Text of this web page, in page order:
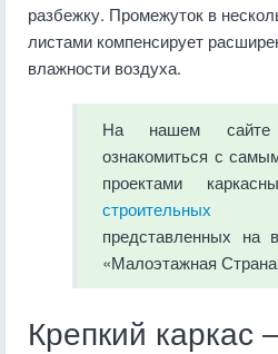
разбежку. Промежуток в
листами компенсирует
влажности воздуха.
На нашем
ознакомиться с
проектами
представленных на
«Малоэтажная
Крепкий каркас